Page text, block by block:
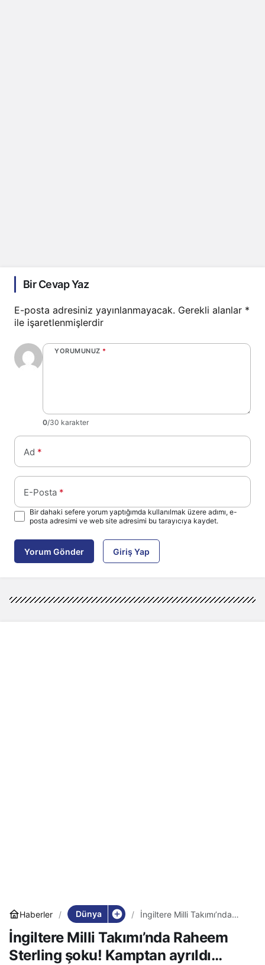
Bir Cevap Yaz
E-posta adresiniz yayınlanmayacak. Gerekli alanlar *
ile işaretlenmişlerdir
YORUMUNUZ *
0/30 karakter
Ad *
E-Posta *
Bir dahaki sefere yorum yaptığımda kullanılmak üzere adımı, e-
posta adresimi ve web site adresimi bu tarayıcıya kaydet.
Yorum Gönder Giriş Yap
Haberler Dünya
İngiltere Milli Takımı’nda
Kamptan ayrıldı…
İngiltere Milli Takımı’nda Raheem
Sterling şoku! Kamptan ayrıldı…